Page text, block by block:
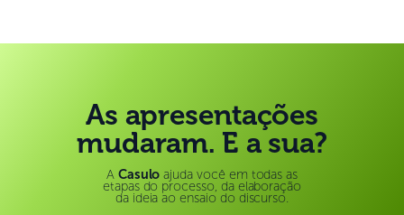
As apresentações
mudaram. E a sua?
A Casulo ajuda você em todas as
etapas do processo, da elaboração
da ideia ao ensaio do discurso.